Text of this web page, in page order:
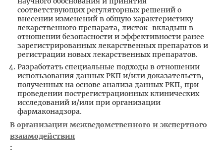
соответствующих регуляторных решений о
внесении изменений в общую характеристику
лекарственного препарата, листок-вкладыш в
отношении безопасности и эффективности ранее
зарегистрированных лекарственных препаратов и
регистрации новых лекарственных препаратов.
Разработать специальные подходы в отношении
использования данных РКП и/или доказательств,
полученных на основе анализа данных РКП, при
проведении пострегистрационных клинических
исследований и/или при организации
фармаконадзора.
В организации межведомственного и экспертного
взаимодействия
: